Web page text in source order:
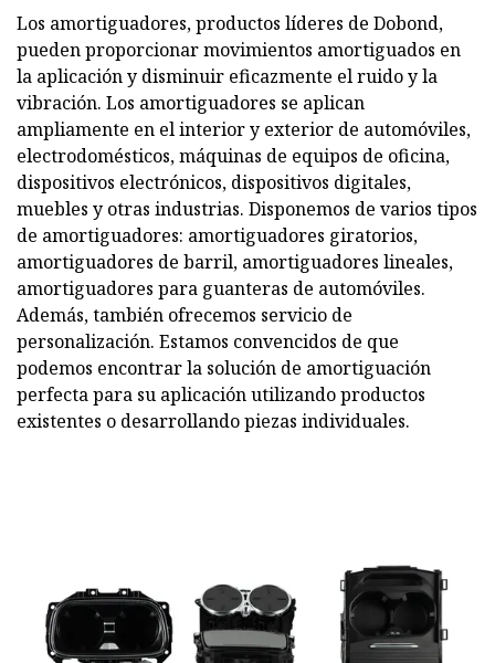
Los amortiguadores, productos líderes de Dobond,
pueden proporcionar movimientos amortiguados en
la aplicación y disminuir eficazmente el ruido y la
vibración. Los amortiguadores se aplican
ampliamente en el interior y exterior de automóviles,
electrodomésticos, máquinas de equipos de oficina,
dispositivos electrónicos, dispositivos digitales,
muebles y otras industrias. Disponemos de varios tipos
de amortiguadores: amortiguadores giratorios,
amortiguadores de barril, amortiguadores lineales,
amortiguadores para guanteras de automóviles.
Además, también ofrecemos servicio de
personalización. Estamos convencidos de que
podemos encontrar la solución de amortiguación
perfecta para su aplicación utilizando productos
existentes o desarrollando piezas individuales.